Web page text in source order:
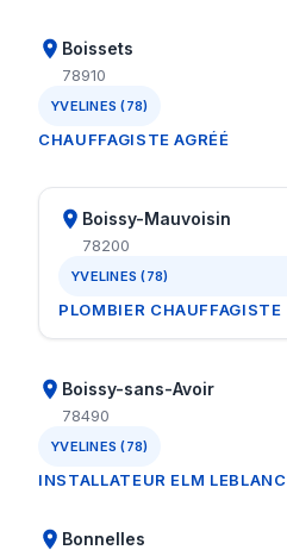
Boissets
78910
YVELINES (78)
CHAUFFAGISTE AGRÉÉ
Boissy-Mauvoisin
78200
YVELINES (78)
PLOMBIER CHAUFFAGISTE
Boissy-sans-Avoir
78490
YVELINES (78)
INSTALLATEUR ELM LEBLANC
Bonnelles